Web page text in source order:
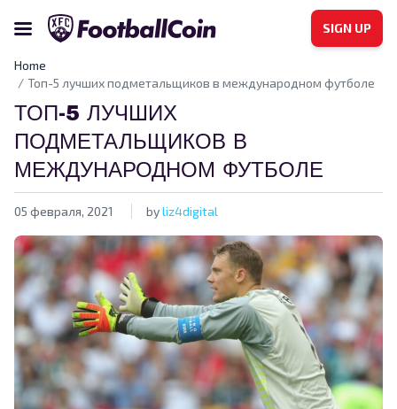
SIGN UP
Home
Топ-5 лучших подметальщиков в международном футболе
ТОП-5 ЛУЧШИХ
ПОДМЕТАЛЬЩИКОВ В
МЕЖДУНАРОДНОМ ФУТБОЛЕ
05 февраля, 2021 byliz4digital